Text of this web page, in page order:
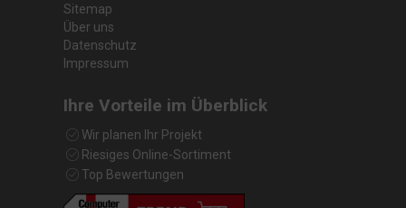
Sitemap
Über uns
Datenschutz
Impressum
Ihre Vorteile im Überblick
Wir planen Ihr Projekt
Riesiges Online-Sortiment
Top Bewertungen